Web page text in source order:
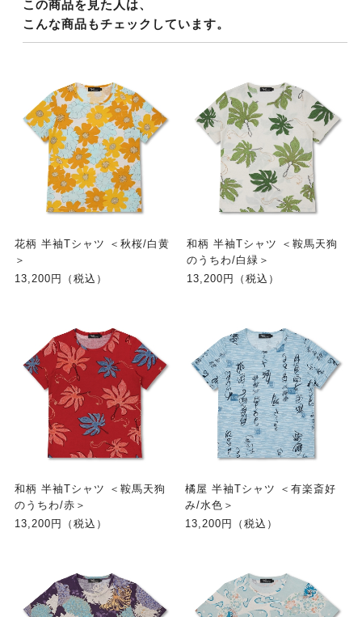
この商品を見た人は、
こんな商品もチェックしています。
花柄 半袖Tシャツ ＜秋桜/白黄
＞
13,200円（税込）
和柄 半袖Tシャツ ＜鞍馬天狗
のうちわ/白緑＞
13,200円（税込）
和柄 半袖Tシャツ ＜鞍馬天狗
のうちわ/赤＞
13,200円（税込）
橘屋 半袖Tシャツ ＜有楽斎好
み/水色＞
13,200円（税込）